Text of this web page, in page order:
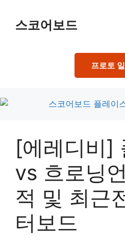
content스코어보드
프로토
[에레디비]
vs 흐로닝
적 및 최근
터보드